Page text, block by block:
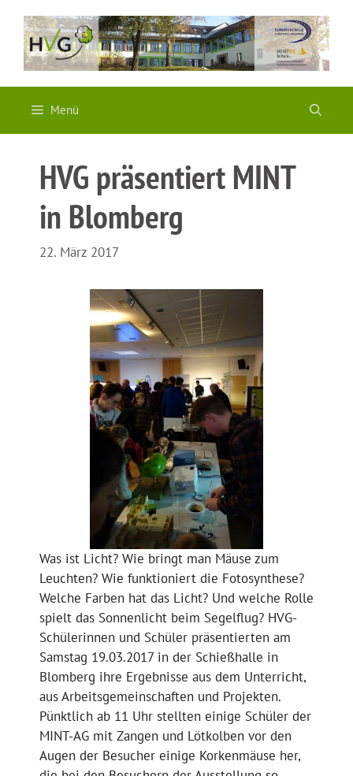
Inhalt
springen
Menü
HVG präsentiert MINT
in Blomberg
22. März 2017
Was ist Licht? Wie bringt man Mäuse zum
Leuchten? Wie funktioniert die Fotosynthese?
Welche Farben hat das Licht? Und welche Rolle
spielt das Sonnenlicht beim Segelflug? HVG-
Schülerinnen und Schüler präsentierten am
Samstag 19.03.2017 in der Schießhalle in
Blomberg ihre Ergebnisse aus dem Unterricht,
aus Arbeitsgemeinschaften und Projekten.
Pünktlich ab 11 Uhr stellten einige Schüler der
MINT-AG mit Zangen und Lötkolben vor den
Augen der Besucher einige Korkenmäuse her,